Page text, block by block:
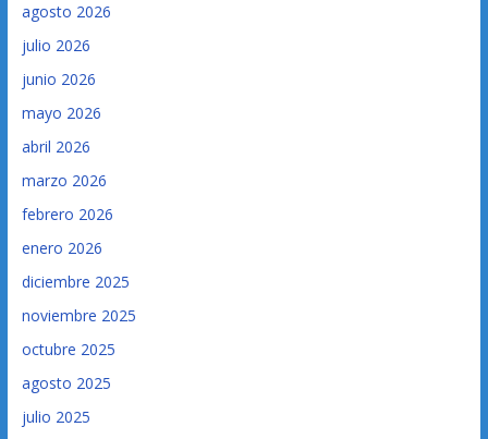
agosto 2026
julio 2026
junio 2026
mayo 2026
abril 2026
marzo 2026
febrero 2026
enero 2026
diciembre 2025
noviembre 2025
octubre 2025
agosto 2025
julio 2025